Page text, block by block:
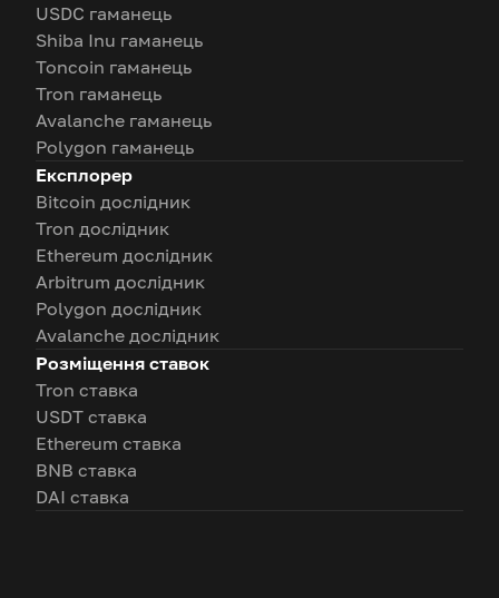
USDC гаманець
Shiba Inu гаманець
Toncoin гаманець
Tron гаманець
Avalanche гаманець
Polygon гаманець
Експлорер
Bitcoin дослідник
Tron дослідник
Ethereum дослідник
Arbitrum дослідник
Polygon дослідник
Avalanche дослідник
Розміщення ставок
Tron ставка
USDT ставка
Ethereum ставка
BNB ставка
DAI ставка